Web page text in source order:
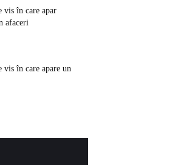
vis în care apar
afaceri
vis în care apare un